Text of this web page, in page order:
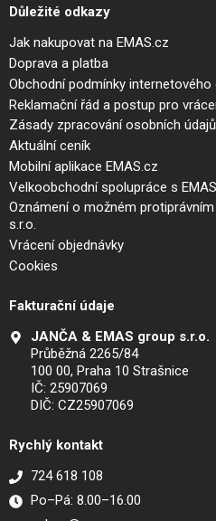
Důležité odkazy
Jak nakupovat na EMAS.cz
Doprava a platba
Obchodní podmínky internetového
Reklamační řád a postup pro
Zásady zpracování osobních údajů
Aktuální ceník
Mobilní aplikace EMAS.cz
Velkoobchodní spolupráce s
Oznámení o možném
s.r.o.
Vrácení objednávky
Cookies
Fakturační údaje
JANČA & EMAS group s.r.o.
Průběžná 2265/84
100 00, Praha 10 Strašnice
IČ: 25907069
DIČ: CZ25907069
Rychlý kontakt
724 618 108
Po–Pá: 8.00–16.00